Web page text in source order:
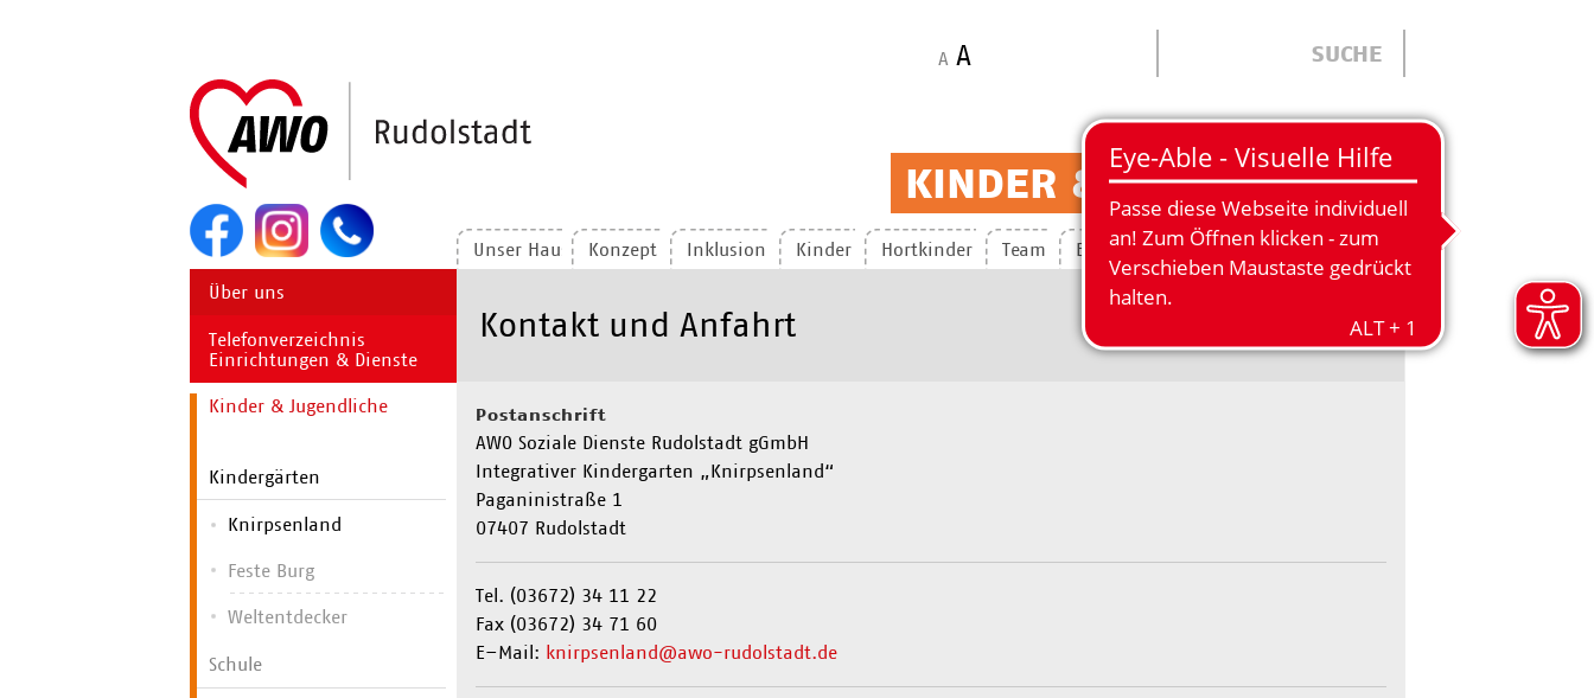
A A
KINDER & JUGENDLICHE
Unser Haus Konzept Inklusion Kinder Hortkinder Team Eltern Veranstaltungen Kontakt
Kontakt und Anfahrt
Postanschrift
AWO Soziale Dienste Rudolstadt gGmbH
Integrativer Kindergarten „Knirpsenland“
Paganinistraße 1
07407 Rudolstadt
Tel. (03672) 34 11 22
Fax (03672) 34 71 60
E–Mail: knirpsenland@awo-rudolstadt.de
Navigation
Über uns
Telefonverzeichnis
Einrichtungen & Dienste
Kinder & Jugendliche
Kindergärten
Knirpsenland
Feste Burg
Weltentdecker
Schule